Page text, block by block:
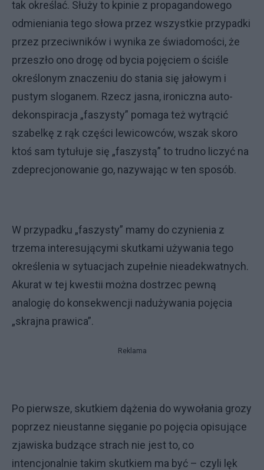
tak określać. Służy to kpinie z propagandowego
odmieniania tego słowa przez wszystkie przypadki
przez przeciwników i wynika ze świadomości, że
przeszło ono drogę od bycia pojęciem o ściśle
określonym znaczeniu do stania się jałowym i
pustym sloganem. Rzecz jasna, ironiczna auto-
dekonspiracja „faszysty” pomaga też wytrącić
szabelkę z rąk części lewicowców, wszak skoro
ktoś sam tytułuje się „faszystą” to trudno liczyć na
zdeprecjonowanie go, nazywając w ten sposób.
W przypadku „faszysty” mamy do czynienia z
trzema interesującymi skutkami używania tego
określenia w sytuacjach zupełnie nieadekwatnych.
Akurat w tej kwestii można dostrzec pewną
analogię do konsekwencji nadużywania pojęcia
„skrajna prawica”.
Reklama
Po pierwsze, skutkiem dążenia do wywołania grozy
poprzez nieustanne sięganie po pojęcia opisujące
zjawiska budzące strach nie jest to, co
intencjonalnie takim skutkiem ma być – czyli lęk